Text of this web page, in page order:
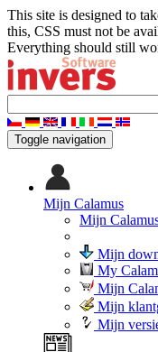
This site is designed to
this, CSS must not be
Everything should still
Toggle navigation
Mijn Calamus
Mijn
Mijn
My
Mijn
Mijn
Mijn